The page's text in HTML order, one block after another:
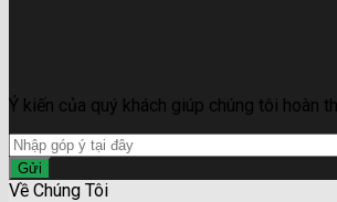
Ý kiến của quý khách giúp chúng tôi hoàn
Về Chúng Tôi